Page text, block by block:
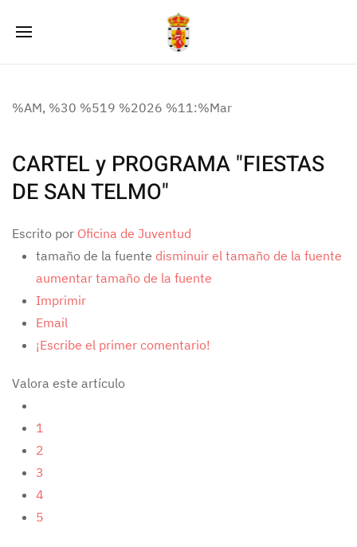
%AM, %30 %519 %2026 %11:%Mar
CARTEL y PROGRAMA "FIESTAS
DE SAN TELMO"
Escrito por Oficina de Juventud
tamaño de la fuente disminuir el tamaño de la fuente
aumentar tamaño de la fuente
Imprimir
Email
¡Escribe el primer comentario!
Valora este artículo
1
2
3
4
5